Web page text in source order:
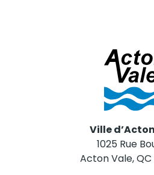
Ville
1025 Rue
Acton Vale, QC